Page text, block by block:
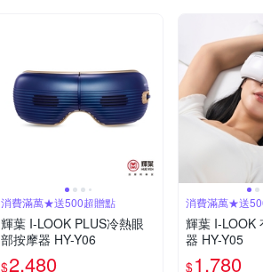
消費滿萬★送500超贈點
輝葉 I-LOOK PLUS冷熱眼
部按摩器 HY-Y06
$2,480
消費滿萬★送
輝葉 I-LOOK
器 HY-Y05
$1,780